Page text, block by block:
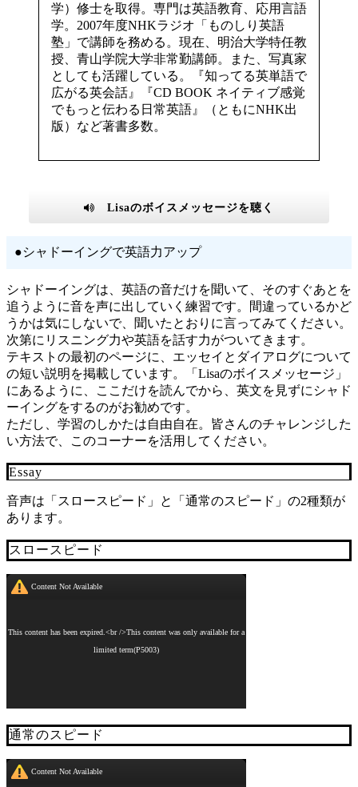
学）修士を取得。専門は英語教育、応用言語
学。2007年度NHKラジオ「ものしり英語
塾」で講師を務める。現在、明治大学特任教
授、青山学院大学非常勤講師。また、写真家
としても活躍している。『知ってる英単語で
広がる英会話』『CD BOOK ネイティブ感覚
でもっと伝わる日常英語』（ともにNHK出
版）など著書多数。
Lisaのボイスメッセージを聴く
●シャドーイングで英語力アップ
シャドーイングは、英語の音だけを聞いて、そのすぐあとを
追うように音を声に出していく練習です。間違っているかど
うかは気にしないで、聞いたとおりに言ってみてください。
次第にリスニング力や英語を話す力がついてきます。
テキストの最初のページに、エッセイとダイアログについて
の短い説明を掲載しています。「Lisaのボイスメッセージ」
にあるように、ここだけを読んでから、英文を見ずにシャド
ーイングをするのがお勧めです。
ただし、学習のしかたは自由自在。皆さんのチャレンジした
い方法で、このコーナーを活用してください。
Essay
音声は「スロースピード」と「通常のスピード」の2種類が
あります。
スロースピード
通常のスピード